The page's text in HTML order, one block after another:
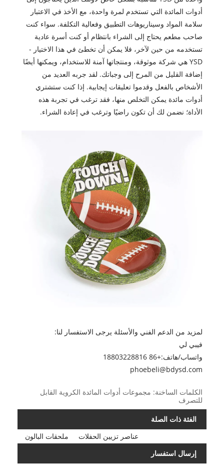
أدوات المائدة التي تستخدم لمرة واحدة، مع الأخذ في الاعتبار
سلامة المواد وسيناريوهات التطبيق وفعالية التكلفة. سواء كنت
صاحب مطعم يحتاج إلى الشراء بانتظام أو كنت أسرة عادية
تستخدمه من حين لآخر، فلا يمكن أن تخطئ في هذا الاختيار -
YSD هي شركة موثوقة، ومنتجاتها آمنة للاستخدام، ويمكنها أيضًا
إضافة القليل من المرح إلى وجباتك. لقد جربه العديد من
الأشخاص بالفعل وقدموا تعليقات إيجابية. إذا كنت ستشتري
أدوات مائدة يمكن التخلص منها، فقد ترغب في تجربة هذه
الأداة؛ نضمن لك أن تكون راضيًا وترغب في إعادة الشراء.
لمزيد من الدعم الفني والأسئلة يرجى الاستفسار لنا:
فيبي لي
واتساب/هاتف:+86 18803228816
phoebeli@bdysd.com
الكلمات الساخنة: مجموعات أدوات المائدة الكروية القابل
للتصرف
الفئة ذات الصلة
ملحقات البالون
عناصر تزيين الحفلات
إرسال استفسار